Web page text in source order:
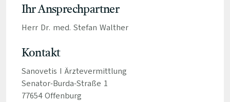
Ihr Ansprechpartner
Herr Dr. med. Stefan Walther
Kontakt
Sanovetis I Ärztevermittlung
Senator-Burda-Straße 1
77654 Offenburg